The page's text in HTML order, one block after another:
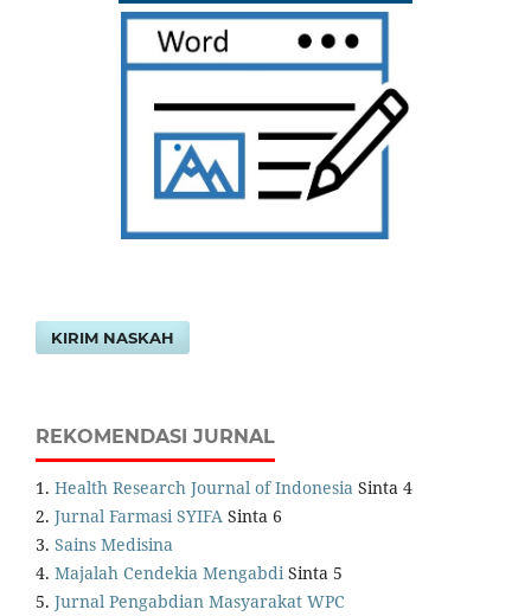
KIRIM NASKAH
REKOMENDASI JURNAL
1. Health Research Journal of Indonesia Sinta 4
2. Jurnal Farmasi SYIFA Sinta 6
3. Sains Medisina
4. Majalah Cendekia Mengabdi Sinta 5
5. Jurnal Pengabdian Masyarakat WPC